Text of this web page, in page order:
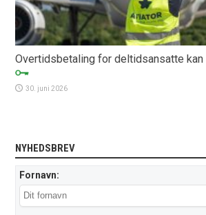
Overtidsbetaling for deltidsansatte
30. juni 2026
NYHEDSBREV
Fornavn: